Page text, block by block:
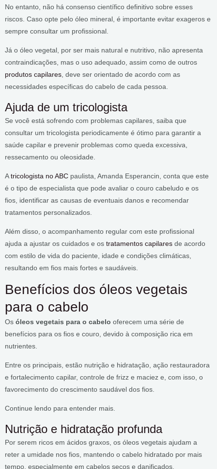
No entanto, não há consenso científico definitivo sobre esses
riscos. Caso opte pelo óleo mineral, é importante evitar exageros e
sempre consultar um profissional.
Já o óleo vegetal, por ser mais natural e nutritivo, não apresenta
contraindicações, mas o uso adequado, assim como de outros
produtos capilares , deve ser orientado de acordo com as
necessidades específicas do cabelo de cada pessoa.
Ajuda de um tricologista
Se você está sofrendo com problemas capilares, saiba que
consultar um tricologista periodicamente é ótimo para garantir a
saúde capilar e prevenir problemas como queda excessiva,
ressecamento ou oleosidade.
Atricologista no ABC paulista, Amanda Esperancin, conta que este
é o tipo de especialista que pode avaliar o couro cabeludo e os
fios, identificar as causas de eventuais danos e recomendar
tratamentos personalizados.
Além disso, o acompanhamento regular com este profissional
ajuda a ajustar os cuidados e os tratamentos capilares de acordo
com estilo de vida do paciente, idade e condições climáticas,
resultando em fios mais fortes e saudáveis.
Benefícios dos óleos vegetais
para o cabelo
Os óleos vegetais para o cabelo oferecem uma série de
benefícios para os fios e couro, devido à composição rica em
nutrientes.
Entre os principais, estão nutrição e hidratação, ação restauradora
e fortalecimento capilar, controle de frizz e maciez e, com isso, o
favorecimento do crescimento saudável dos fios.
Continue lendo para entender mais.
Nutrição e hidratação profunda
Por serem ricos em ácidos graxos, os óleos vegetais ajudam a
reter a umidade nos fios, mantendo o cabelo hidratado por mais
tempo, especialmente em cabelos secos e danificados.